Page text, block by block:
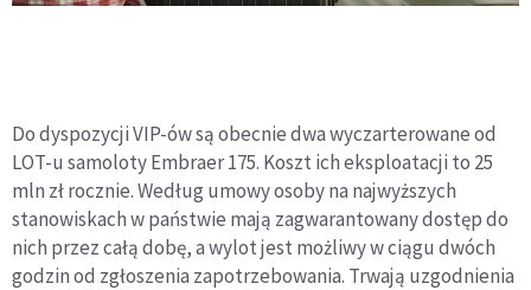
Do dyspozycji VIP-ów są obecnie dwa wyczarterowane od
LOT-u samoloty Embraer 175. Koszt ich eksploatacji to 25
mln zł rocznie. Według umowy osoby na najwyższych
stanowiskach w państwie mają zagwarantowany dostęp do
nich przez całą dobę, a wylot jest możliwy w ciągu dwóch
godzin od zgłoszenia zapotrzebowania. Trwają uzgodnienia